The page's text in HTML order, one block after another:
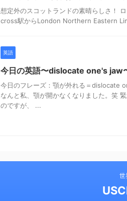
想定外のスコットランドの素晴らしさ！
cross駅からLondon Northern Eastern
英語
今日の英語〜dislocate one's jaw
今日のフレーズ：顎が外れる＝dislocate
なんと私、顎が開かなくなりました。笑
のですが、 ...
世